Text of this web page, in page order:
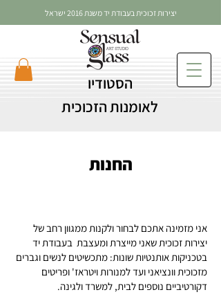
הסטודיו
לאומנות הזכוכית
יצירות זכוכית בעבודת יד משנת 2016 ישראל
החנות
אני מזמינה אתכם לבחור ולקנות ממגוון רחב של
יצירות זכוכית שאני מייצרת ומעצבת בעבודת יד
בטכניקות אותנטיות שונות: מתכשיטים לנשים וגברים
מזכוכית וונציאני ועד למנורות ויטראז' ופריטים
דקורטיביים נוספים לבית, למשרד ולגינה.